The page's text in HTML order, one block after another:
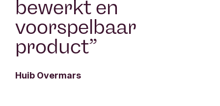
bewerkt en
voorspelbaar
product”
Huib Overmars